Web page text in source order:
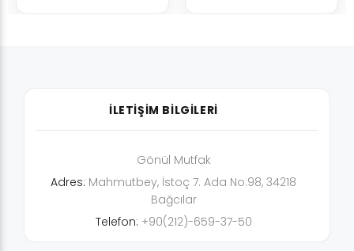
İLETİŞİM BİLGİLERİ
Gönül Mutfak
Adres: Mahmutbey, İstoç 7. Ada No:98, 34218
Bağcılar
Telefon: +90(212)-659-37-50